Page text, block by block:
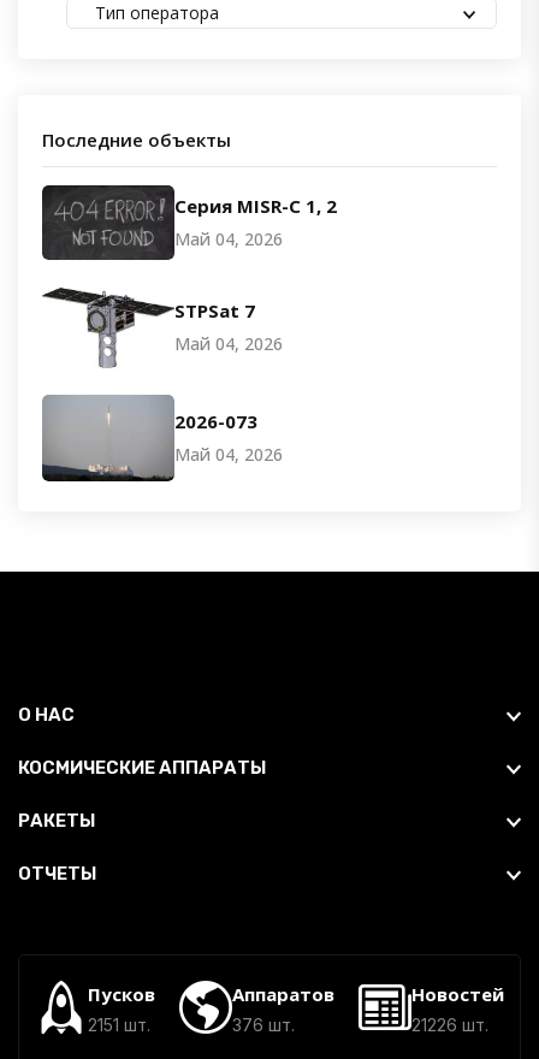
Тип оператора
Последние объекты
Серия MISR-C 1, 2
Май 04, 2026
STPSat 7
Май 04, 2026
2026-073
Май 04, 2026
О НАС
КОСМИЧЕСКИЕ АППАРАТЫ
РАКЕТЫ
ОТЧЕТЫ
Пусков
2151 шт.
Аппаратов
376 шт.
Новостей
21226 шт.